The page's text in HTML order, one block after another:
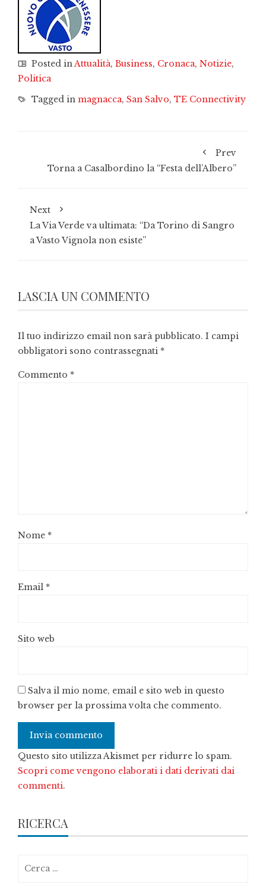
Posted inAttualità, Business, Cronaca, Notizie,
Politica
Tagged in magnacca, San Salvo, TE Connectivity
Prev
Torna a Casalbordino la “Festa dell’Albero”
Next
La Via Verde va ultimata: “Da Torino di Sangro
a Vasto Vignola non esiste”
LASCIA UN COMMENTO
Il tuo indirizzo email non sarà pubblicato. I campi
obbligatori sono contrassegnati *
Commento *
Nome *
Email *
Sito web
Salva il mio nome, email e sito web in questo
browser per la prossima volta che commento.
Questo sito utilizza Akismet per ridurre lo spam.
Scopri come vengono elaborati i dati derivati dai
commenti.
RICERCA